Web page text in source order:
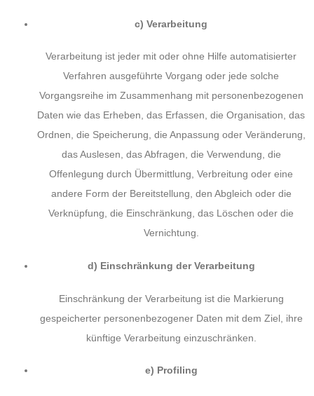
c) Verarbeitung
Verarbeitung ist jeder mit oder ohne Hilfe automatisierter
Verfahren ausgeführte Vorgang oder jede solche
Vorgangsreihe im Zusammenhang mit personenbezogenen
Daten wie das Erheben, das Erfassen, die Organisation, das
Ordnen, die Speicherung, die Anpassung oder Veränderung,
das Auslesen, das Abfragen, die Verwendung, die
Offenlegung durch Übermittlung, Verbreitung oder eine
andere Form der Bereitstellung, den Abgleich oder die
Verknüpfung, die Einschränkung, das Löschen oder die
Vernichtung.
d) Einschränkung der Verarbeitung
Einschränkung der Verarbeitung ist die Markierung
gespeicherter personenbezogener Daten mit dem Ziel, ihre
künftige Verarbeitung einzuschränken.
e) Profiling